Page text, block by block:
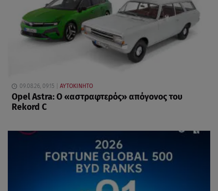
09.08.26, 09:15 ΑΥΤΟΚΙΝΗΤΟ
Opel Astra: Ο «αστραφτερός» απόγονος του
Rekord C